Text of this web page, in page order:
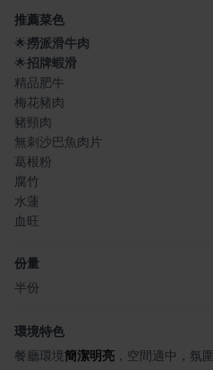
推薦菜色
🌟撈派滑牛肉
🌟招牌蝦滑
精品肥牛
梅花豬肉
豬頸肉
無刺沙巴魚肉片
葛根粉
腐竹
水蓮
血旺
份量
半份
環境特色
餐廳環境簡潔明亮 ，空間適中，氛圍